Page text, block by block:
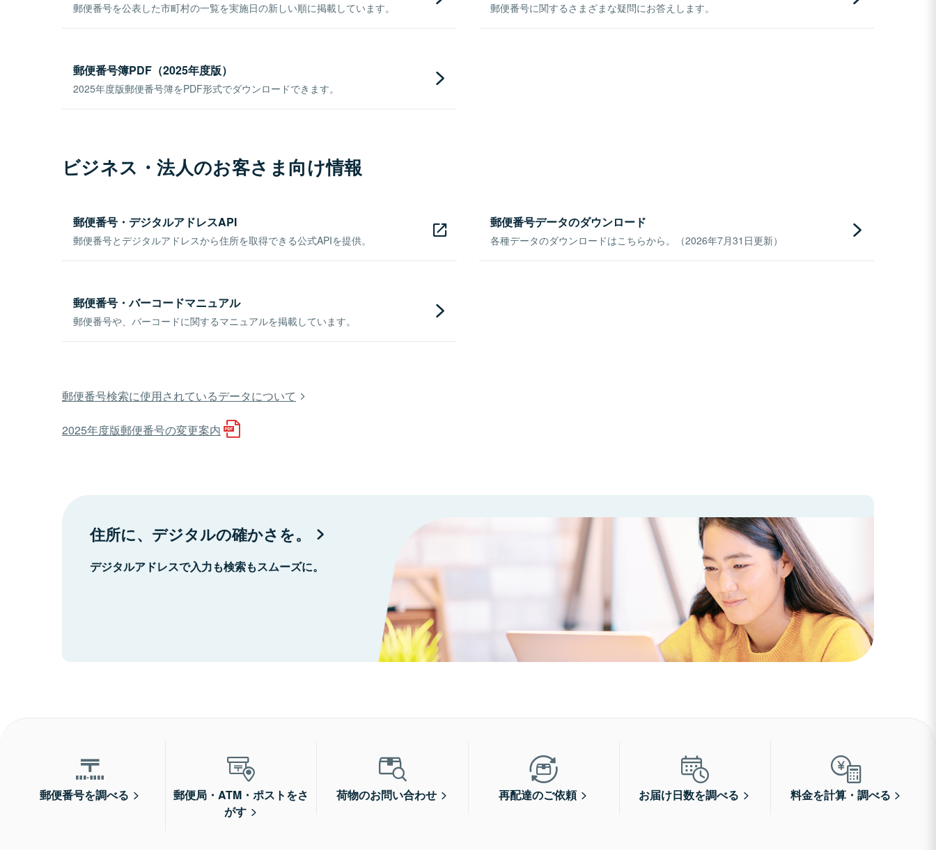
郵便番号を公表した市町村の一覧を実施日の新しい順に掲載しています。 郵便番号に関するさまざまな疑問にお答えします。
郵便番号簿PDF（2025年度版）
2025年度版郵便番号簿をPDF形式でダウンロードできます。
ビジネス・法人のお客さま向け情報
郵便番号・デジタルアドレスAPI
郵便番号とデジタルアドレスから住所を取得できる公式APIを提供。
郵便番号データのダウンロード
各種データのダウンロードはこちらから。（2026年7月31日更新）
郵便番号・バーコードマニュアル
郵便番号や、バーコードに関するマニュアルを掲載しています。
郵便番号検索に使用されているデータについて
2025年度版郵便番号の変更案内
住所に、デジタルの確かさを。
デジタルアドレスで入力も検索もスムーズに。
郵便番号を調べる
郵便局・ATM・ポストをさ
がす
荷物のお問い合わせ 再配達のご依頼 お届け日数を調べる 料金を計算・調べる